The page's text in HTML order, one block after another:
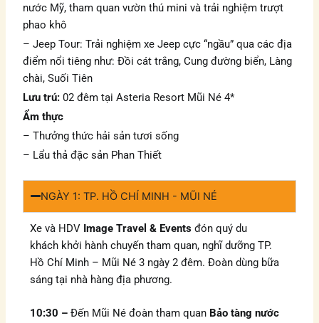
nước Mỹ, tham quan vườn thú mini và trải nghiệm trượt
phao khô
– Jeep Tour: Trải nghiệm xe Jeep cực “ngầu” qua các địa
điểm nổi tiêng như: Đồi cát trắng, Cung đường biển, Làng
chài, Suối Tiên
Lưu trú:02 đêm tại Asteria Resort Mũi Né 4*
Ẩm thực
– Thưởng thức hải sản tươi sống
– Lẩu thả đặc sản Phan Thiết
NGÀY 1: TP. HỒ CHÍ MINH - MŨI NÉ
Xe và HDV Image Travel & Eventsđón quý du
khách khởi hành chuyến tham quan, nghĩ dưỡng TP.
Hồ Chí Minh – Mũi Né 3 ngày 2 đêm. Đoàn dùng bữa
sáng tại nhà hàng địa phương.
10:30 – Đến Mũi Né đoàn tham quan Bảo tàng nước